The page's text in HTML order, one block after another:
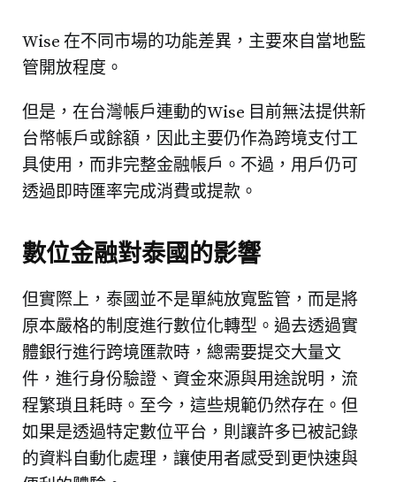
Wise 在不同市場的功能差異，主要來自當地監
管開放程度。
但是，在台灣帳戶連動的Wise 目前無法提供新
台幣帳戶或餘額，因此主要仍作為跨境支付工
具使用，而非完整金融帳戶。不過，用戶仍可
透過即時匯率完成消費或提款。
數位金融對泰國的影響
但實際上，泰國並不是單純放寬監管，而是將
原本嚴格的制度進行數位化轉型。過去透過實
體銀行進行跨境匯款時，總需要提交大量文
件，進行身份驗證、資金來源與用途說明，流
程繁瑣且耗時。至今，這些規範仍然存在。但
如果是透過特定數位平台，則讓許多已被記錄
的資料自動化處理，讓使用者感受到更快速與